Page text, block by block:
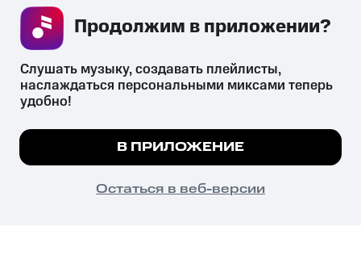
СКАЧАТЬ ПРИЛОЖЕНИЕ
психотропных веществ, их аналогов причиняет вред здоровью,
их незаконный оборот запрещён и влечёт установленную
законодательством ответственность.
© 2026 ООО «КИОН».
Все права защищены
Мы используем куки, чтобы на сайте все
Подробнее
ПОНЯТНО
Слушать музыку, создавать плейлисты,
наслаждаться персональными миксами теперь
удобно!
В ПРИЛОЖЕНИЕ
Остаться в веб-версии